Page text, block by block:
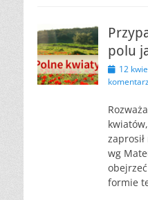
polu
12
zaprosił
wg
formie